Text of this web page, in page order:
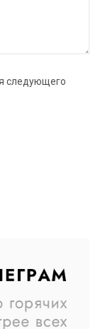
следующего